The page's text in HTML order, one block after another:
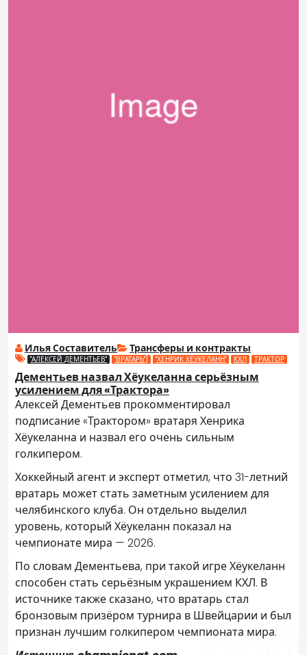
Илья Составитель Трансферы и контракты
"АЛЕКСЕЙ ДЕМЕНТЬЕВ" "ВРАТАРЬ"] "ХЕНРИК ХЁУКЕЛАНН" КХЛ ТРАКТОР
Дементьев назвал Хёукеланна серьёзным
усилением для «Трактора»
Алексей Дементьев прокомментировал
подписание «Трактором» вратаря Хенрика
Хёукеланна и назвал его очень сильным
голкипером.
Хоккейный агент и эксперт отметил, что 31-летний
вратарь может стать заметным усилением для
челябинского клуба. Он отдельно выделил
уровень, который Хёукеланн показал на
чемпионате мира — 2026.
По словам Дементьева, при такой игре Хёукеланн
способен стать серьёзным украшением КХЛ. В
источнике также сказано, что вратарь стал
бронзовым призёром турнира в Швейцарии и был
признан лучшим голкипером чемпионата мира.